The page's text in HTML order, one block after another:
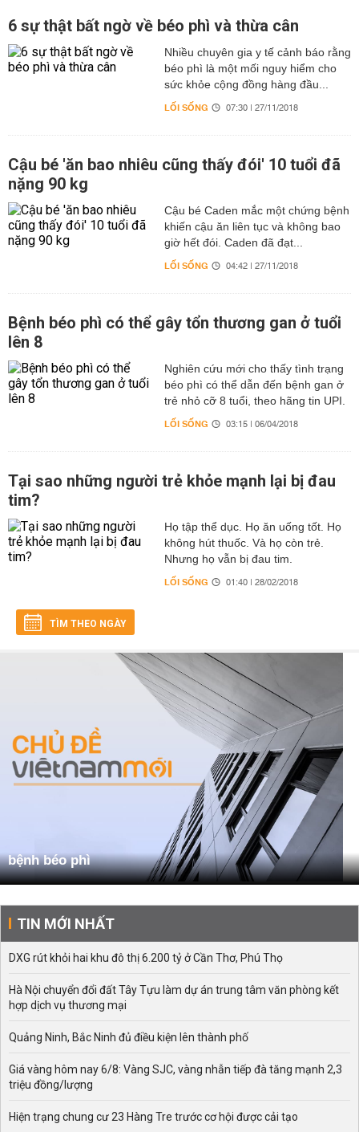
6 sự thật bất ngờ về béo phì và thừa cân
Nhiều chuyên gia y tế cảnh báo rằng
béo phì là một mối nguy hiểm cho
sức khỏe cộng đồng hàng đầu...
LỐI SỐNG 07:30 | 27/11/2018
Cậu bé 'ăn bao nhiêu cũng thấy đói' 10 tuổi đã
nặng 90 kg
Cậu bé Caden mắc một chứng bệnh
khiến cậu ăn liên tục và không bao
giờ hết đói. Caden đã đạt...
LỐI SỐNG 04:42 | 27/11/2018
Bệnh béo phì có thể gây tổn thương gan ở tuổi
lên 8
Nghiên cứu mới cho thấy tình trạng
béo phì có thể dẫn đến bệnh gan ở
trẻ nhỏ cỡ 8 tuổi, theo hãng tin UPI.
LỐI SỐNG 03:15 | 06/04/2018
Tại sao những người trẻ khỏe mạnh lại bị đau
tim?
Họ tập thể dục. Họ ăn uống tốt. Họ
không hút thuốc. Và họ còn trẻ.
Nhưng họ vẫn bị đau tim.
LỐI SỐNG 01:40 | 28/02/2018
TÌM THEO NGÀY
bệnh béo phì
TIN MỚI NHẤT
DXG rút khỏi hai khu đô thị 6.200 tỷ ở Cần Thơ, Phú Thọ
Hà Nội chuyển đổi đất Tây Tựu làm dự án trung tâm văn phòng kết
hợp dịch vụ thương mại
Quảng Ninh, Bắc Ninh đủ điều kiện lên thành phố
Giá vàng hôm nay 6/8: Vàng SJC, vàng nhẫn tiếp đà tăng mạnh 2,3
triệu đồng/lượng
Hiện trạng chung cư 23 Hàng Tre trước cơ hội được cải tạo